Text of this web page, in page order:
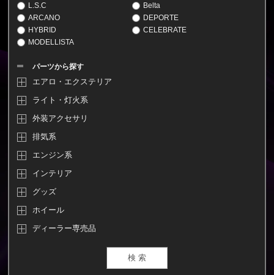
L.S.C
Belta
ARCANO
DEPORTE
HYBRID
CELEBRATE
MODELLISTA
パーツから探す
エアロ・エクステリア
ライト・灯火系
外装アクセサリ
排気系
エンジン系
インテリア
グッズ
ホイール
ディーラー専売品